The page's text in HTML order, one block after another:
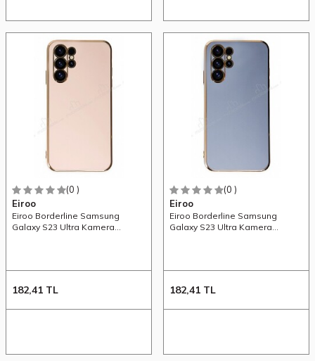
(0 )
Eiroo
Eiroo Borderline Samsung
Galaxy S23 Ultra Kamera
182,41 TL
(0 )
Eiroo
Eiroo Borderline Samsung
Galaxy S23 Ultra Kamera
182,41 TL